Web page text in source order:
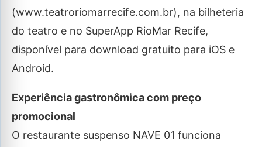
(www.teatroriomarrecife.com.br), na bilheteria
do teatro e no SuperApp RioMar Recife,
disponível para download gratuito para iOS e
Android.
Experiência gastronômica com preço
promocional
O restaurante suspenso NAVE 01 funciona